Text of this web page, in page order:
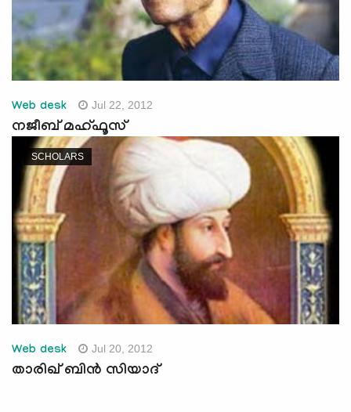
Web desk Jul 22, 2012
നജീബ് മഹ്ഫൂസ്
SCHOLARS
Web desk Jul 20, 2012
താരിഖ് ബിന്‍ സിയാദ്